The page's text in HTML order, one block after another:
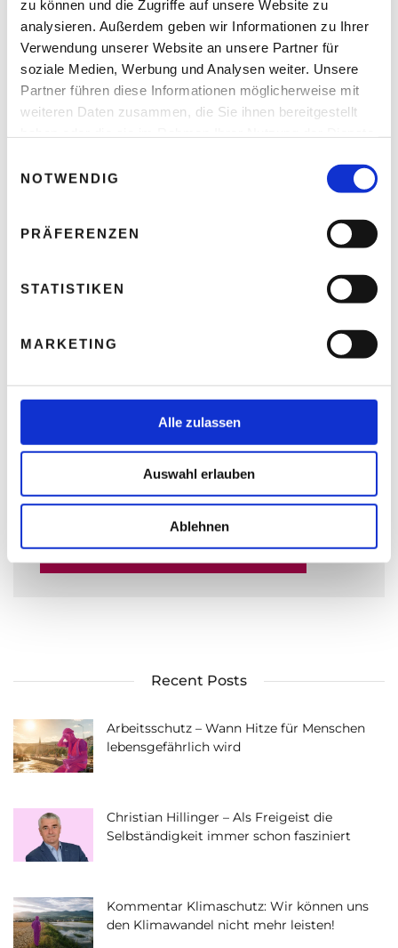
zu können und die Zugriffe auf unsere Website zu
analysieren. Außerdem geben wir Informationen zu Ihrer
Verwendung unserer Website an unsere Partner für
soziale Medien, Werbung und Analysen weiter. Unsere
Partner führen diese Informationen möglicherweise mit
weiteren Daten zusammen, die Sie ihnen bereitgestellt
l
NOTWENDIG
PRÄFERENZEN
STATISTIKEN
MARKETING
Alle zulassen
Auswahl erlauben
Ablehnen
E-MAIL-ADRESSE
DIESEM BROWSER FÜR MEINEN NÄCHSTEN
KOMMENTAR SPEICHERN.
Recent Posts
Arbeitsschutz – Wann Hitze für Menschen
lebensgefährlich wird
Christian Hillinger – Als Freigeist die
Selbständigkeit immer schon fasziniert
Kommentar Klimaschutz: Wir können uns
den Klimawandel nicht mehr leisten!